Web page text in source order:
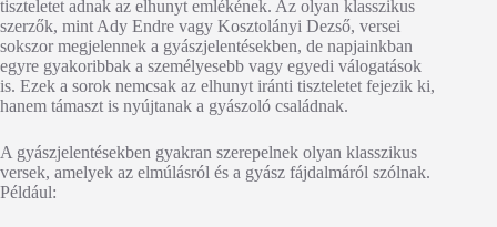
tiszteletet adnak az elhunyt emlékének. Az olyan klasszikus
szerzők, mint Ady Endre vagy Kosztolányi Dezső, versei
sokszor megjelennek a gyászjelentésekben, de napjainkban
egyre gyakoribbak a személyesebb vagy egyedi válogatások
is. Ezek a sorok nemcsak az elhunyt iránti tiszteletet fejezik ki,
hanem támaszt is nyújtanak a gyászoló családnak.
A gyászjelentésekben gyakran szerepelnek olyan klasszikus
versek, amelyek az elmúlásról és a gyász fájdalmáról szólnak.
Például: